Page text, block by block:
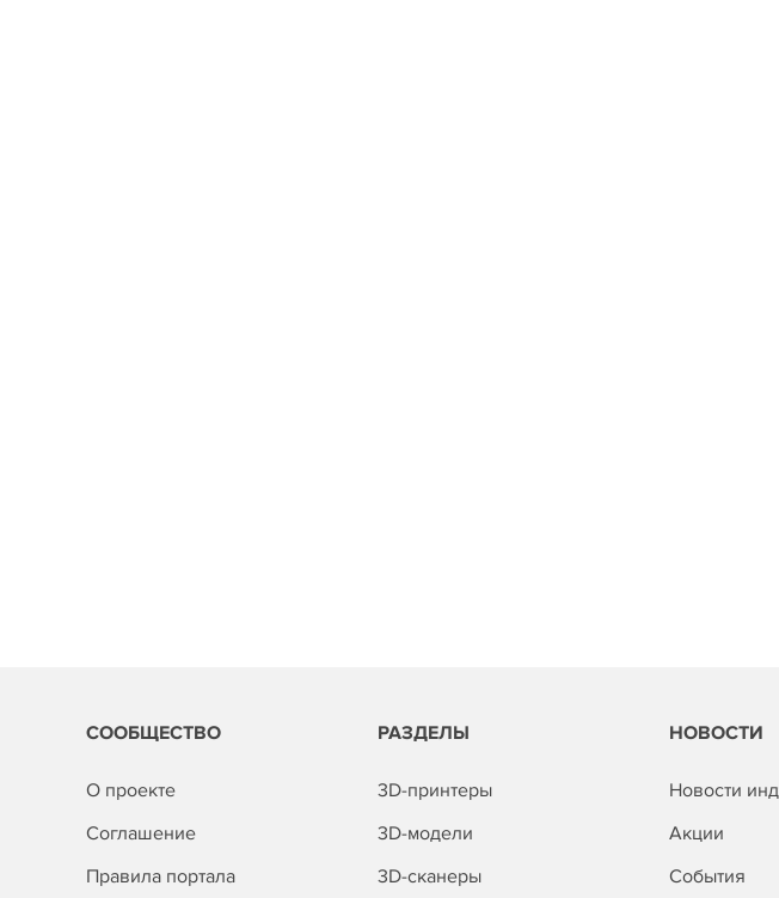
СООБЩЕСТВО
О проекте
Соглашение
Правила портала
РАЗДЕЛЫ
3D-принтеры
3D-модели
3D-сканеры
НОВОСТИ
Новости
Акции
События